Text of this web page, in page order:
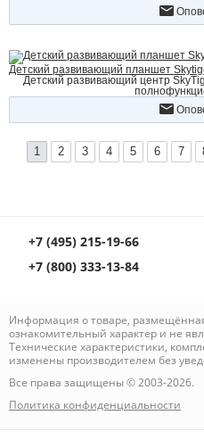
Детский развивающий планшет
Детский развивающий центр
1 2 3 4 5 6 7
+7 (495) 215-19-66
+7 (800) 333-13-84
Информация о товаре, размещённая
ознакомительный характер и не
Технические характеристики,
изменены производителем без
Все права защищены © 2003-2026.
Политика конфиденциальности